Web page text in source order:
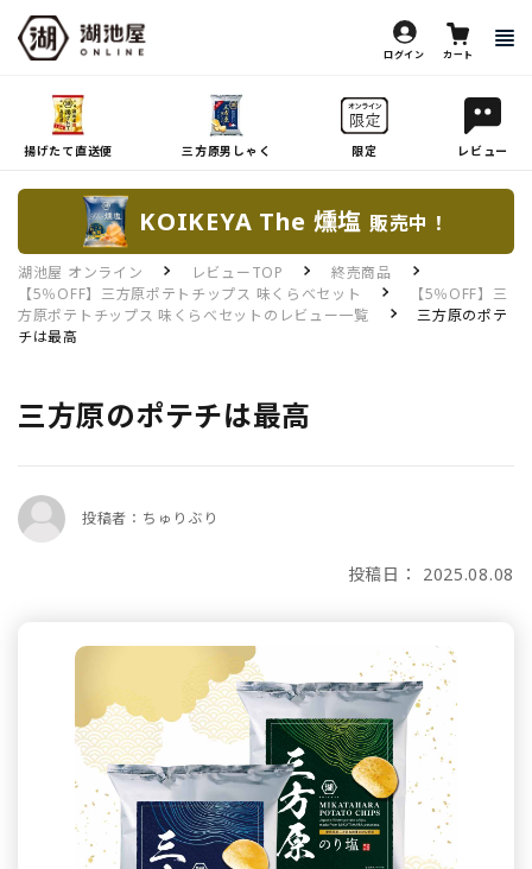
ログイン カート
揚げたて直送便 三方原男しゃく 限定 レビュー
KOIKEYA The 燻塩 販売中！
湖池屋 オンライン レビューTOP
終売商品
【5％OFF】三方原ポテトチップス 味くらべセット
【5％OFF】三
方原ポテトチップス 味くらべセットのレビュー一覧
三方原のポテ
チは最高
三方原のポテチは最高
投稿者：ちゅりぶり
投稿日： 2025.08.08